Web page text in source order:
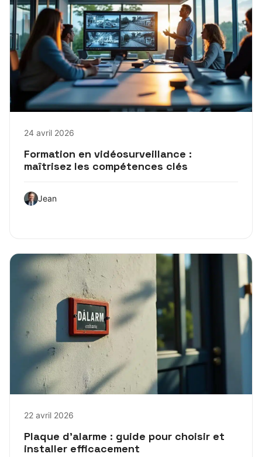
24 avril 2026
Formation en vidéosurveillance :
maîtrisez les compétences clés
Jean
22 avril 2026
Plaque d’alarme : guide pour choisir et
installer efficacement